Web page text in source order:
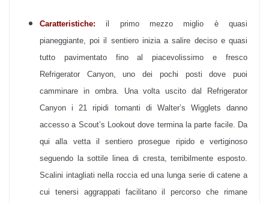
Caratteristiche: il primo mezzo miglio è quasi
pianeggiante, poi il sentiero inizia a salire deciso e quasi
tutto pavimentato fino al piacevolissimo e fresco
Refrigerator Canyon, uno dei pochi posti dove puoi
camminare in ombra. Una volta uscito dal Refrigerator
Canyon i 21 ripidi tornanti di Walter’s Wigglets danno
accesso a Scout’s Lookout dove termina la parte facile. Da
qui alla vetta il sentiero prosegue ripido e vertiginoso
seguendo la sottile linea di cresta, terribilmente esposto.
Scalini intagliati nella roccia ed una lunga serie di catene a
cui tenersi aggrappati facilitano il percorso che rimane